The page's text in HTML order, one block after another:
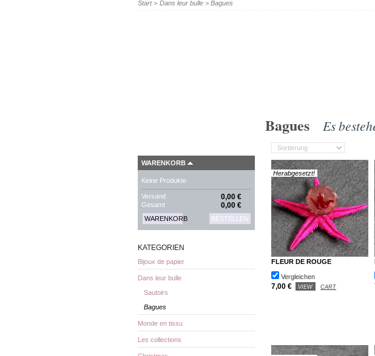
Start > Dans leur bulle > Bagues
Bagues Es
Herabgesetzt!
FLEUR DE ROUGE
Vergleichen
7,00 € VIEW CART
WARENKORB
Keine Produkte
Versand 0,00 €
Gesamt 0,00 €
WARENKORB BESTELLEN
KATEGORIEN
Bijoux de papier
Dans leur bulle
Sautoirs
Bagues
Monde en tissu
Les collections